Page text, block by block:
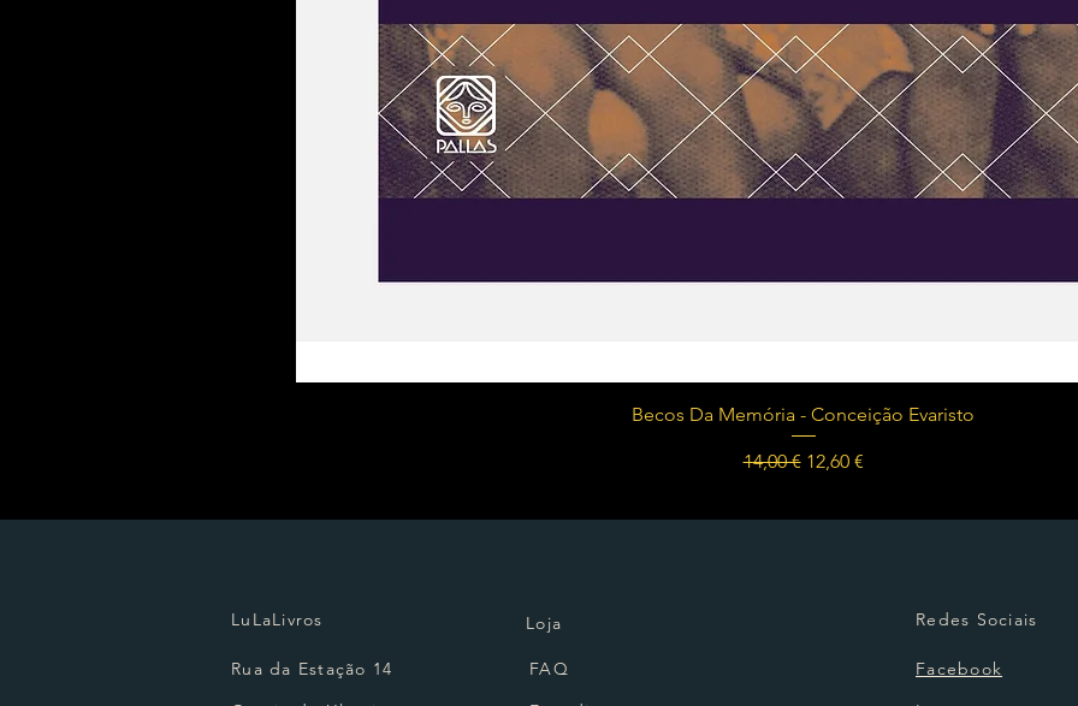
Visualização rápida
Becos Da Memória - Conceição Evaristo
Preço normal
14,00 € Preço promocional
12,60 €
LuLaLivros Loja
Rua da Estação 14
FAQ
Redes Sociais
Facebook